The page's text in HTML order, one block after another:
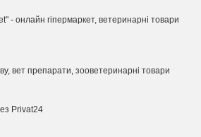
вет препарати, зооветеринарні товари